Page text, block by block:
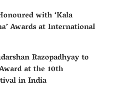
with ‘Kala
Awards at International
Razopadhyay to
at the 10th
in India